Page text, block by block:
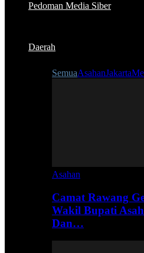
Pedoman Media Siber
Daerah
SemuaAsahanJakarta
Asahan
Camat Rawang
Wakil Bupati
Dan…